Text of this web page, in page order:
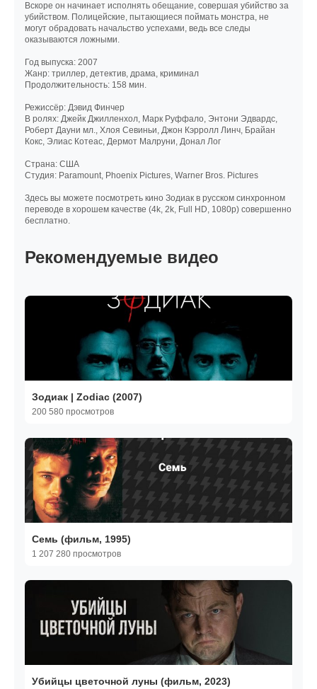
Вскоре он начинает исполнять обещание, совершая убийство за
убийством. Полицейские, пытающиеся поймать монстра, не
могут обрадовать начальство успехами, ведь все следы
оказываются ложными.
Год выпуска: 2007
Жанр: триллер, детектив, драма, криминал
Продолжительность: 158 мин.
Режиссёр: Дэвид Финчер
В ролях: Джейк Джилленхол, Марк Руффало, Энтони Эдвардс,
Роберт Дауни мл., Хлоя Севиньи, Джон Кэрролл Линч, Брайан
Кокс, Элиас Котеас, Дермот Малруни, Донал Лог
Cтрана: США
Cтудия: Paramount, Phoenix Pictures, Warner Bros. Pictures
Здесь вы можете посмотреть кино Зодиак в русском синхронном
переводе в хорошем качестве (4k, 2k, Full HD, 1080p) совершенно
бесплатно.
Рекомендуемые видео
Зодиак | Zodiac (2007)
200 580 просмотров
Семь (фильм, 1995)
1 207 280 просмотров
Убийцы цветочной луны (фильм, 2023)